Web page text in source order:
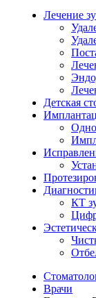
Лечение
Детская
КТ
Врачи